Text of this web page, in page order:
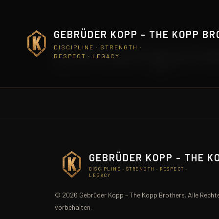
GEBRÜDER KOPP - THE KOPP
DISCIPLINE · STRENGTH ·
RESPECT · LEGACY
GEBRÜDER KOPP - THE
DISCIPLINE · STRENGTH · RESPECT ·
LEGACY
© 2026 Gebrüder Kopp – The Kopp Brothers. Alle
vorbehalten.